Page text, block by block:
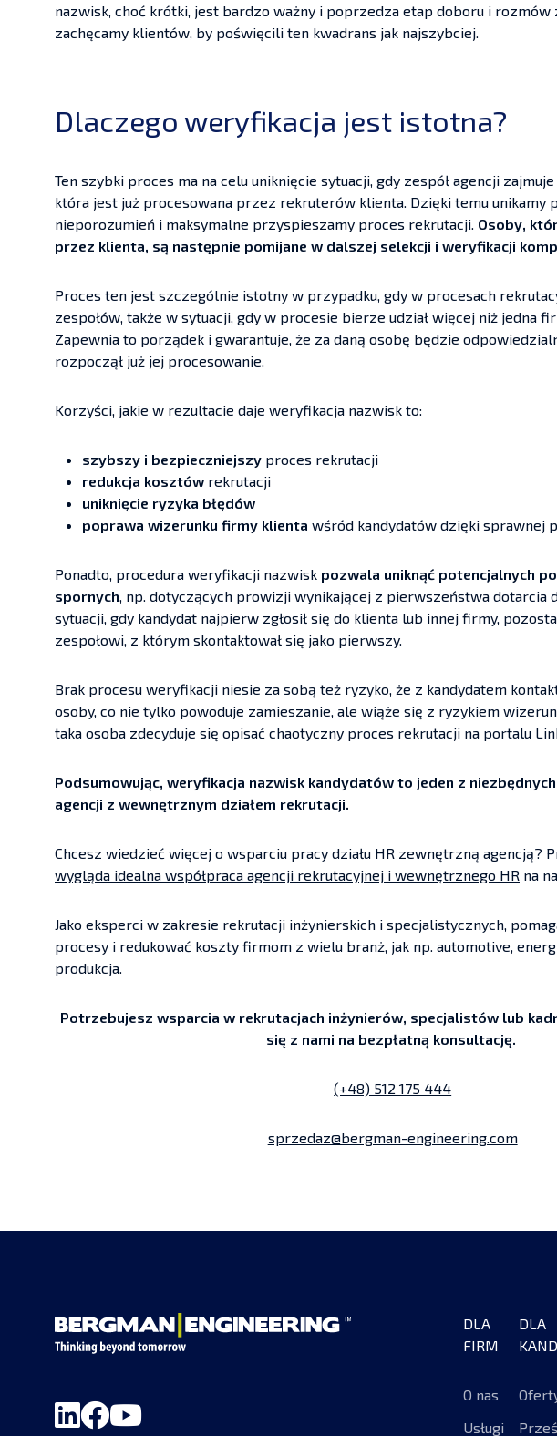
nazwisk, choć krótki, jest bardzo ważny i poprzedza etap doboru i rozmów
zachęcamy klientów, by poświęcili ten kwadrans jak najszybciej.
Dlaczego weryfikacja jest istotna?
Ten szybki proces ma na celu uniknięcie sytuacji, gdy zespół agencji
która jest już procesowana przez rekruterów klienta. Dzięki temu unikamy
nieporozumień i maksymalne przyspieszamy proces rekrutacji. Osoby,
przez klienta, są następnie pomijane w dalszej selekcji i weryfikacji
Proces ten jest szczególnie istotny w przypadku, gdy w procesach
zespołów, także w sytuacji, gdy w procesie bierze udział więcej niż jedna
Zapewnia to porządek i gwarantuje, że za daną osobę będzie
rozpoczął już jej procesowanie.
Korzyści, jakie w rezultacie daje weryfikacja nazwisk to:
szybszy i bezpieczniejszy proces rekrutacji
redukcja kosztów rekrutacji
uniknięcie ryzyka błędów
poprawa wizerunku firmy klienta wśród kandydatów dzięki sprawnej
Ponadto, procedura weryfikacji nazwisk pozwala uniknąć potencjalnych
spornych , np. dotyczących prowizji wynikającej z pierwszeństwa dotarcia
sytuacji, gdy kandydat najpierw zgłosił się do klienta lub innej firmy,
zespołowi, z którym skontaktował się jako pierwszy.
Brak procesu weryfikacji niesie za sobą też ryzyko, że z kandydatem
osoby, co nie tylko powoduje zamieszanie, ale wiąże się z ryzykiem
taka osoba zdecyduje się opisać chaotyczny proces rekrutacji na portalu
Podsumowując, weryfikacja nazwisk kandydatów to jeden z
agencji z wewnętrznym działem rekrutacji.
Chcesz wiedzieć więcej o wsparciu pracy działu HR zewnętrzną agencją?
wygląda idealna współpraca agencji rekrutacyjnej i wewnętrznego HR na
Jako eksperci w zakresie rekrutacji inżynierskich i specjalistycznych,
procesy i redukować koszty firmom z wielu branż, jak np. automotive,
produkcja.
Potrzebujesz wsparcia w rekrutacjach inżynierów, specjalistów lub
się z nami na bezpłatną konsultację.
(+48) 512 175 444
sprzedaz@bergman-engineering.com
DLA
FIRM
O nas
Usługi
DLA